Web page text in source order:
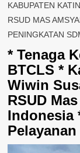
KABUPATEN
RSUD MAS
PENINGKATAN
* Tenaga
BTCLS *
Wiwin
RSUD
Indonesia